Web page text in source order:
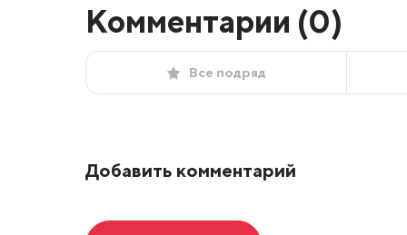
Комментарии (0)
Все подряд
Добавить комментарий